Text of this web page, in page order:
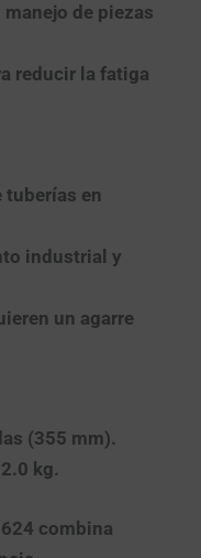
de piezas
reducir la fatiga
tuberías en
industrial y
un agarre
(355 mm).
kg.
combina